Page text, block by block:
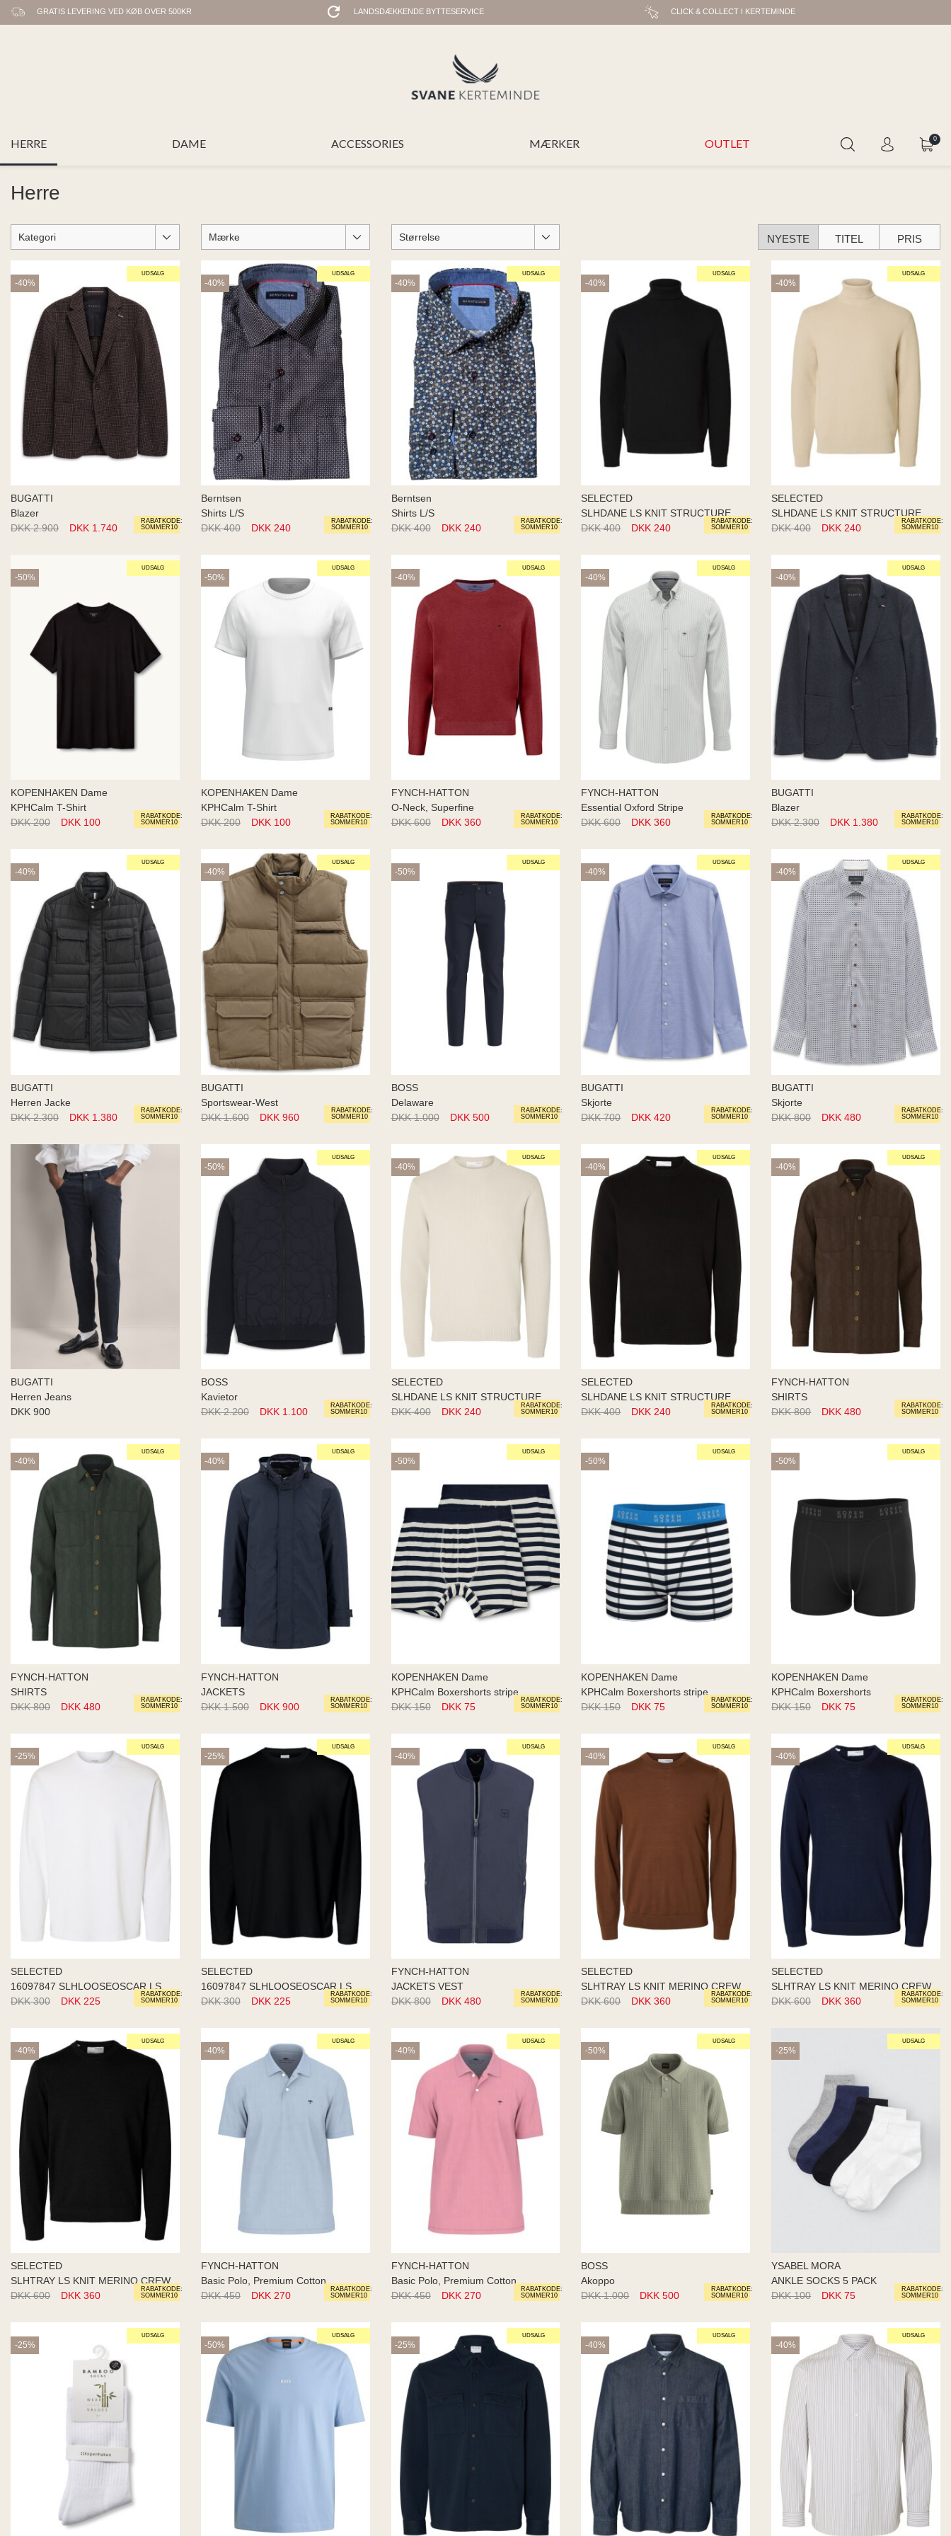
GRATIS LEVERING VED KØB OVER 500KR LANDSDÆKKENDE BYTTESERVICE CLICK & COLLECT I KERTEMINDE
HERRE DAME ACCESSORIES MÆRKER OUTLET 0
Herre
Kategori Mærke Størrelse NYESTE TITEL PRIS
UDSALG
RABATKODE:
SOMMER10
-40%
BUGATTI
Blazer
DKK 2.900
DKK 1.740
UDSALG
RABATKODE:
SOMMER10
-40%
Berntsen
Shirts L/S
DKK 400
DKK 240
UDSALG
RABATKODE:
SOMMER10
-40%
Berntsen
Shirts L/S
DKK 400
DKK 240
UDSALG
RABATKODE:
SOMMER10
-40%
SELECTED
DKK 400
DKK 240
UDSALG
RABATKODE:
SOMMER10
-40%
SELECTED
DKK 400
DKK 240
UDSALG
RABATKODE:
SOMMER10
-50%
KOPENHAKEN Dame
KPHCalm T-Shirt
DKK 200
DKK 100
UDSALG
RABATKODE:
SOMMER10
-50%
KOPENHAKEN Dame
KPHCalm T-Shirt
DKK 200
DKK 100
UDSALG
RABATKODE:
SOMMER10
-40%
FYNCH-HATTON
O-Neck, Superfine
DKK 600
DKK 360
UDSALG
RABATKODE:
SOMMER10
-40%
FYNCH-HATTON
Essential Oxford Stripe
DKK 600
DKK 360
UDSALG
RABATKODE:
SOMMER10
-40%
BUGATTI
Blazer
DKK 2.300
DKK 1.380
UDSALG
RABATKODE:
SOMMER10
-40%
BUGATTI
Herren Jacke
DKK 2.300
DKK 1.380
UDSALG
RABATKODE:
SOMMER10
-40%
BUGATTI
Sportswear-West
DKK 1.600
DKK 960
UDSALG
RABATKODE:
SOMMER10
-50%
BOSS
Delaware
DKK 1.000
DKK 500
UDSALG
RABATKODE:
SOMMER10
-40%
BUGATTI
Skjorte
DKK 700
DKK 420
UDSALG
RABATKODE:
SOMMER10
-40%
BUGATTI
Skjorte
DKK 800
DKK 480
BUGATTI
Herren Jeans
DKK 900
UDSALG
RABATKODE:
SOMMER10
-50%
BOSS
Kavietor
DKK 2.200
DKK 1.100
UDSALG
RABATKODE:
SOMMER10
-40%
SELECTED
SLHDANE LS KNIT STRUCTURE
DKK 400
DKK 240
UDSALG
RABATKODE:
SOMMER10
-40%
SELECTED
SLHDANE LS KNIT STRUCTURE
DKK 400
DKK 240
UDSALG
RABATKODE:
SOMMER10
-40%
FYNCH-HATTON
SHIRTS
DKK 800
DKK 480
UDSALG
RABATKODE:
SOMMER10
-40%
FYNCH-HATTON
SHIRTS
DKK 800
DKK 480
UDSALG
RABATKODE:
SOMMER10
-40%
FYNCH-HATTON
JACKETS
DKK 1.500
DKK 900
UDSALG
RABATKODE:
SOMMER10
-50%
KOPENHAKEN Dame
KPHCalm Boxershorts stripe
DKK 150
DKK 75
UDSALG
RABATKODE:
SOMMER10
-50%
KOPENHAKEN Dame
KPHCalm Boxershorts stripe
DKK 150
DKK 75
UDSALG
RABATKODE:
SOMMER10
-50%
KOPENHAKEN Dame
KPHCalm Boxershorts
DKK 150
DKK 75
UDSALG
RABATKODE:
SOMMER10
-25%
SELECTED
DKK 300
DKK 225
UDSALG
RABATKODE:
SOMMER10
-25%
SELECTED
DKK 300
DKK 225
UDSALG
RABATKODE:
SOMMER10
-40%
FYNCH-HATTON
JACKETS VEST
DKK 800
DKK 480
UDSALG
RABATKODE:
SOMMER10
-40%
SELECTED
SLHTRAY LS KNIT MERINO CREW
DKK 600
DKK 360
UDSALG
RABATKODE:
SOMMER10
-40%
SELECTED
SLHTRAY LS KNIT MERINO CREW
DKK 600
DKK 360
UDSALG
RABATKODE:
SOMMER10
-40%
SELECTED
SLHTRAY LS KNIT MERINO CREW
DKK 600
DKK 360
UDSALG
RABATKODE:
SOMMER10
-40%
FYNCH-HATTON
Basic Polo, Premium Cotton
DKK 450
DKK 270
UDSALG
RABATKODE:
SOMMER10
-40%
FYNCH-HATTON
Basic Polo, Premium Cotton
DKK 450
DKK 270
UDSALG
RABATKODE:
SOMMER10
-50%
BOSS
Akoppo
DKK 1.000
DKK 500
UDSALG
RABATKODE:
SOMMER10
-25%
YSABEL MORA
ANKLE SOCKS 5 PACK
DKK 100
DKK 75
UDSALG
-25%
UDSALG
-50%
UDSALG
-25%
UDSALG
-40%
UDSALG
-40%